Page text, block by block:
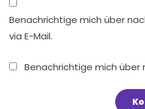
Benachrichtige mich über
via E-Mail.
Benachrichtige mich über